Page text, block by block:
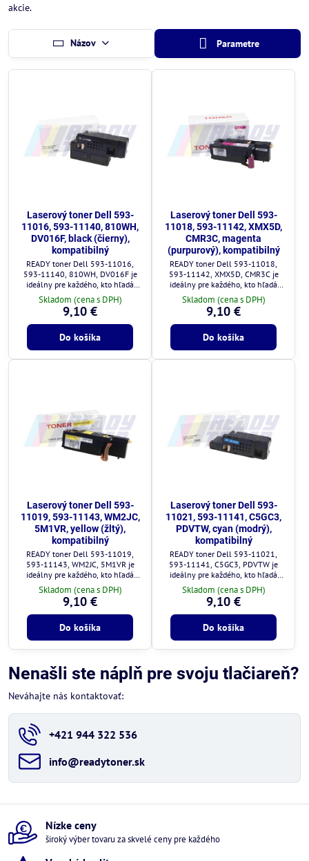
akcie.
Názov Parametre
Laserový toner Dell 593-
11016, 593-11140, 810WH,
DV016F, black (čierny),
kompatibilný
READY toner Dell 593-11016,
593-11140, 810WH, DV016F je
ideálny pre každého, kto hľadá
kvalitné a cenovo výhodné
riešenie.
Skladom (cena s DPH)
9,10 €
Do košíka
Laserový toner Dell 593-
11018, 593-11142, XMX5D,
CMR3C, magenta
(purpurový), kompatibilný
READY toner Dell 593-11018,
593-11142, XMX5D, CMR3C je
ideálny pre každého, kto hľadá
kvalitné a cenovo výhodné
riešenie.
Skladom (cena s DPH)
9,10 €
Do košíka
Laserový toner Dell 593-
11019, 593-11143, WM2JC,
5M1VR, yellow (žltý),
kompatibilný
READY toner Dell 593-11019,
593-11143, WM2JC, 5M1VR je
ideálny pre každého, kto hľadá
kvalitné a cenovo výhodné
riešenie.
Skladom (cena s DPH)
9,10 €
Do košíka
Laserový toner Dell 593-
11021, 593-11141, C5GC3,
PDVTW, cyan (modrý),
kompatibilný
READY toner Dell 593-11021,
593-11141, C5GC3, PDVTW je
ideálny pre každého, kto hľadá
kvalitné a cenovo výhodné
riešenie.
Skladom (cena s DPH)
9,10 €
Do košíka
Nenašli ste náplň pre svoju tlačiareň?
Neváhajte nás kontaktovať:
+421 944 322 536
info​@readytoner​.sk
Nízke ceny
široký výber tovaru za skvelé ceny pre každého